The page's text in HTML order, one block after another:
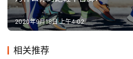
2020年9月18日 上午4:02
相关推荐